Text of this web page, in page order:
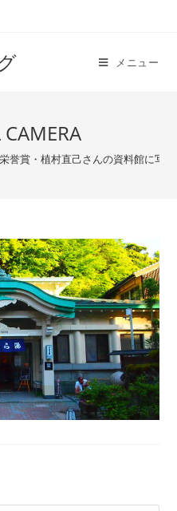
メニュー
誉賞・植村直己さんの資料館に写